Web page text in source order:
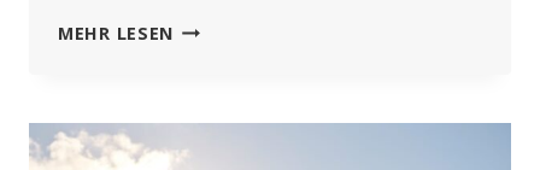
MEHR LESEN ÖFFENTLICHER
ÜR G